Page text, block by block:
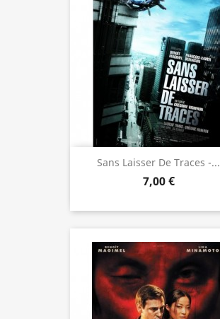
Sans Laisser De Traces -...
7,00 €